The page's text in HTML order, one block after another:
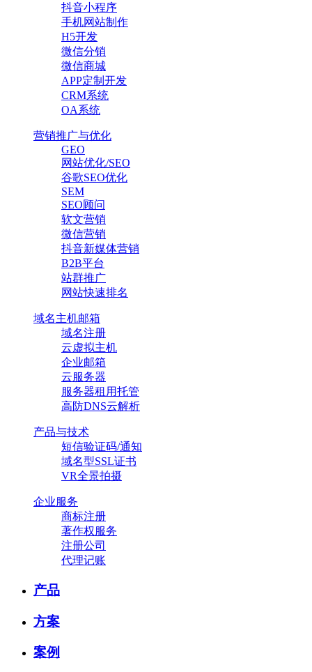
抖音小程序
手机网站制作
H5开发
微信分销
微信商城
APP定制开发
CRM系统
OA系统
营销推广与优化
GEO
网站优化/SEO
谷歌SEO优化
SEM
SEO顾问
软文营销
微信营销
抖音新媒体营销
B2B平台
站群推广
网站快速排名
域名主机邮箱
域名注册
云虚拟主机
企业邮箱
云服务器
服务器租用托管
高防DNS云解析
产品与技术
短信验证码/通知
域名型SSL证书
VR全景拍摄
企业服务
商标注册
著作权服务
注册公司
代理记账
产品
方案
案例